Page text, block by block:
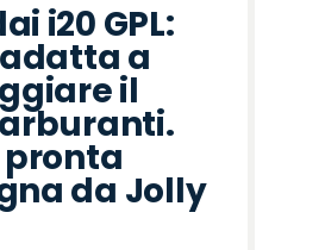
i20 GPL:
a
il
pronta
da Jolly